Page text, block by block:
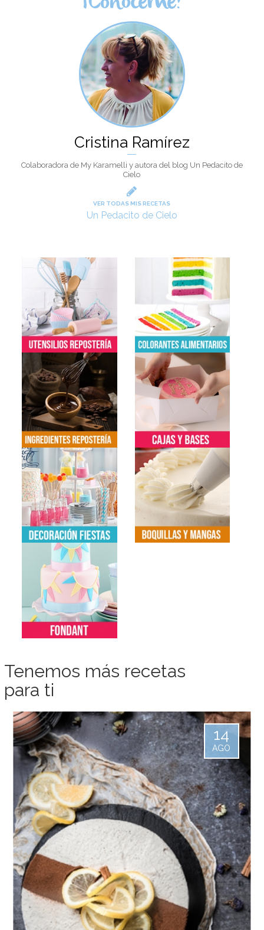
Cristina Ramírez
Colaboradora de My Karamelli y autora del blog Un Pedacito de
Cielo
VER TODAS MIS RECETAS
Un Pedacito de Cielo
Tenemos más recetas
para ti
14
AGO